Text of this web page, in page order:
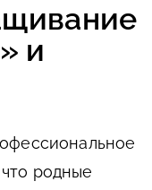
и
родные